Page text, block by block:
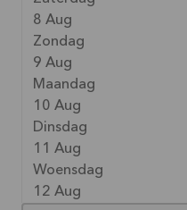
8 Aug
Zondag
9 Aug
Maandag
10 Aug
Dinsdag
11 Aug
Woensdag
12 Aug